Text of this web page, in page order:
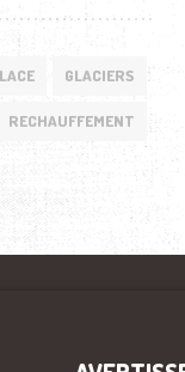
GLACIERS
RECHAUFFEMENT